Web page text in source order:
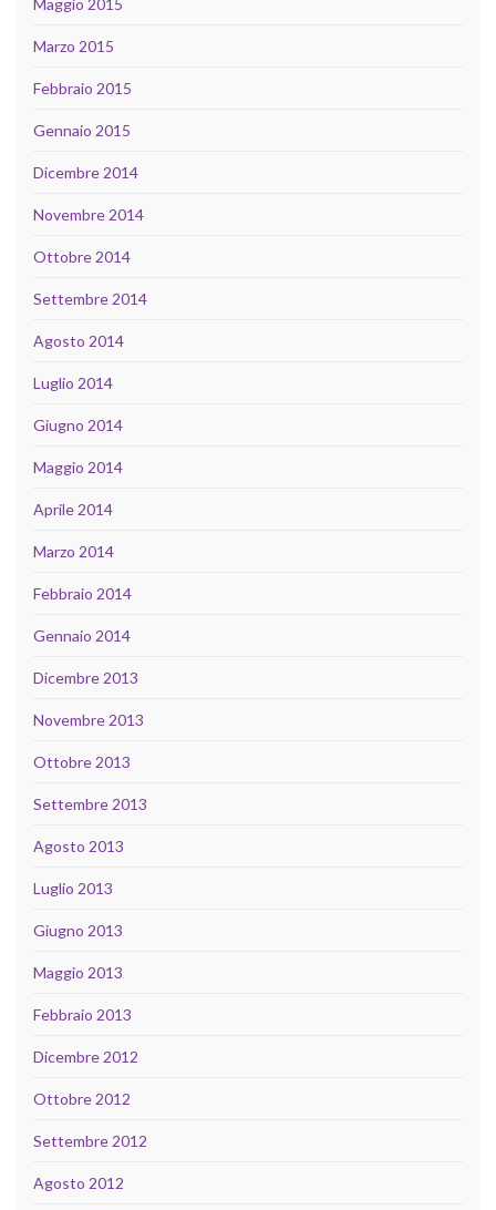
Marzo 2015
Febbraio 2015
Gennaio 2015
Dicembre 2014
Novembre 2014
Ottobre 2014
Settembre 2014
Agosto 2014
Luglio 2014
Giugno 2014
Maggio 2014
Aprile 2014
Marzo 2014
Febbraio 2014
Gennaio 2014
Dicembre 2013
Novembre 2013
Ottobre 2013
Settembre 2013
Agosto 2013
Luglio 2013
Giugno 2013
Maggio 2013
Febbraio 2013
Dicembre 2012
Ottobre 2012
Settembre 2012
Agosto 2012